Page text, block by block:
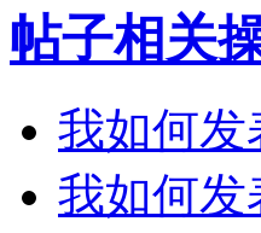
帖子相关
我如何发
我如何发